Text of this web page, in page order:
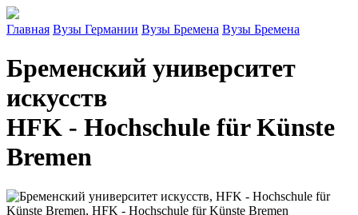
Главная Вузы Германии Вузы Бремена Вузы Бремена
Бременский университет
искусств
HFK - Hochschule für Künste
Bremen